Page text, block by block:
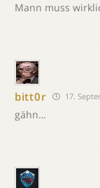
Mann muss
bitt0r 17.
gähn…